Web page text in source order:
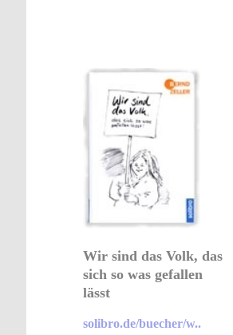
Wir sind das Volk, das
sich so was gefallen
lässt
solibro.de/buecher/w..